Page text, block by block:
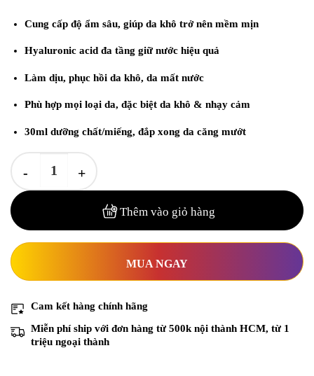
là:
215.000₫.
tại
là:
180.000₫.
Cung cấp độ ẩm sâu, giúp da khô trở nên mềm mịn
Hyaluronic acid đa tầng giữ nước hiệu quả
Làm dịu, phục hồi da khô, da mất nước
Phù hợp mọi loại da, đặc biệt da khô & nhạy cảm
30ml dưỡng chất/miếng, đắp xong da căng mướt
Thêm vào giỏ hàng
MUA NGAY
Cam kết hàng chính hãng
Miễn phí ship với đơn hàng từ 500k nội thành HCM, từ 1
triệu ngoại thành